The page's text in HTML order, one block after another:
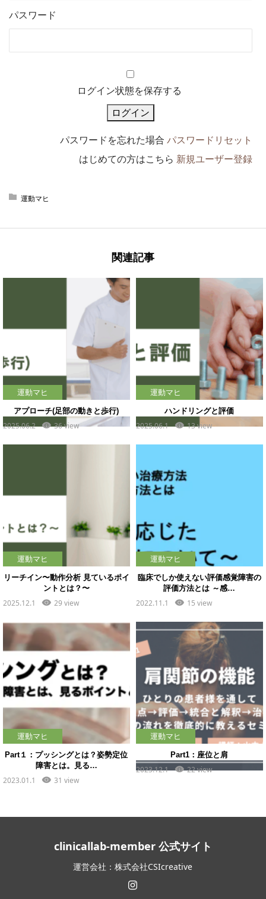
パスワード
ログイン状態を保存する
パスワードを忘れた場合 パスワードリセット
はじめての方はこちら 新規ユーザー登録
運動マヒ
関連記事
運動マヒ
アプローチ(足部の動きと歩行)
2025.06.2 36 view
運動マヒ
ハンドリングと評価
2025.06.1 13 view
運動マヒ
リーチイン〜動作分析 見ているポイ
ントとは？〜
2025.12.1 29 view
運動マヒ
臨床でしか使えない評価感覚障害の
評価方法とは ～感…
2022.11.1 15 view
運動マヒ
Part１：プッシングとは？姿勢定位
障害とは。見る…
2023.01.1 31 view
運動マヒ
Part1：座位と肩
2023.12.1 22 view
clinicallab-member 公式サイト
運営会社：株式会社CSIcreative